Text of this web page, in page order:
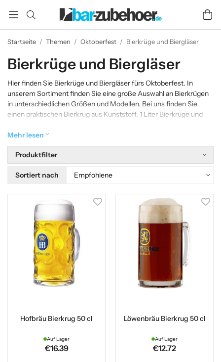
Startseite / Themen / Oktoberfest / Bierkrüge und Biergläser
Bierkrüge und Biergläser
Hier finden Sie Bierkrüge und Biergläser fürs Oktoberfest. In
unserem Sortiment finden Sie eine große Auswahl an Bierkrügen
in unterschiedlichen Größen und Modellen. Bei uns finden Sie
einen praktischen Bierkrug aus Kunststoff, 1 Liter Bierkrüge und
Gläsern von deutschen und bayerischen Brauereien.
Mehr lesen
Produktfilter
Sortiert nach
Hofbräu Bierkrug 50 cl
Auf Lager
€16.39
Löwenbräu Bierkrug 50 cl
Auf Lager
€12.72